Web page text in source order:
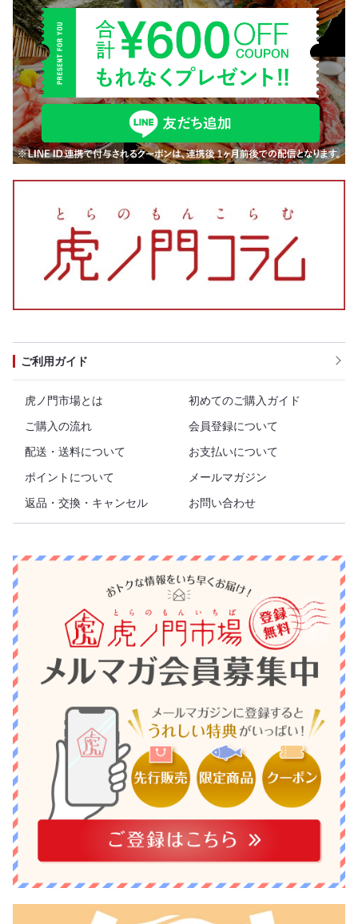
ご利用ガイド
虎ノ門市場とは
初めてのご購入ガイド
ご購入の流れ
会員登録について
配送・送料について
お支払いについて
ポイントについて
メールマガジン
返品・交換・キャンセル
お問い合わせ